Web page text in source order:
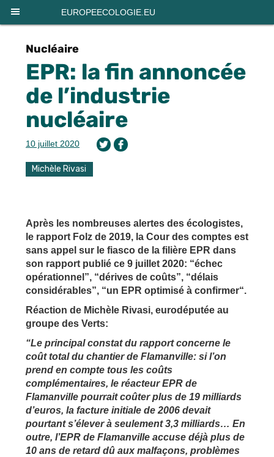
EUROPEECOLOGIE.EU
Nucléaire
EPR: la fin annoncée
de l’industrie
nucléaire
10 juillet 2020
Michèle Rivasi
Après les nombreuses alertes des écologistes,
le rapport Folz de 2019, la Cour des comptes est
sans appel sur le fiasco de la filière EPR dans
son rapport publié ce 9 juillet 2020: “échec
opérationnel”, “dérives de coûts”, “délais
considérables”, “un EPR optimisé à confirmer“.
Réaction de Michèle Rivasi, eurodéputée au
groupe des Verts:
“Le principal constat du rapport concerne le
coût total du chantier de Flamanville: si l’on
prend en compte tous les coûts
complémentaires, le réacteur EPR de
Flamanville pourrait coûter plus de 19 milliards
d’euros, la facture initiale de 2006 devait
pourtant s’élever à seulement 3,3 milliards… En
outre, l’EPR de Flamanville accuse déjà plus de
10 ans de retard dû aux malfaçons, problèmes